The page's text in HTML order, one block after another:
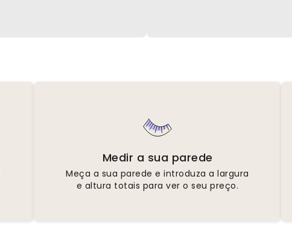
Medir a sua parede
Meça a sua parede e introduza a largura
e altura totais para ver o seu preço.